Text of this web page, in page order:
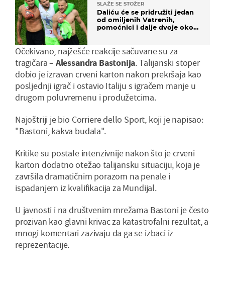
SLAŽE SE STOŽER
Daliću će se pridružiti jedan
od omiljenih Vatrenih,
pomoćnici i dalje dvoje oko
Očekivano, najžešće reakcije sačuvane su za
tragičara – Alessandra Bastonija. Talijanski stoper
dobio je izravan crveni karton nakon prekršaja kao
posljednji igrač i ostavio Italiju s igračem manje u
drugom poluvremenu i produžetcima.
Najoštriji je bio Corriere dello Sport, koji je napisao:
"Bastoni, kakva budala".
Kritike su postale intenzivnije nakon što je crveni
karton dodatno otežao talijansku situaciju, koja je
završila dramatičnim porazom na penale i
ispadanjem iz kvalifikacija za Mundijal.
U javnosti i na društvenim mrežama Bastoni je često
prozivan kao glavni krivac za katastrofalni rezultat, a
mnogi komentari zazivaju da ga se izbaci iz
reprezentacije.